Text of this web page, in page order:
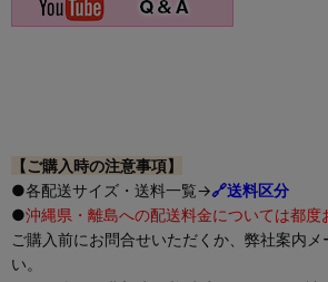
【ご購入時の注意事項】
●各配送サイズ・送料一覧→🔗送料区分
●沖縄県・離島への配送料金については都度
ご購入前にお問合せいただくか、弊社案内メ
い。